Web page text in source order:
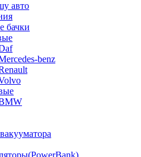
авто
бачки
benz